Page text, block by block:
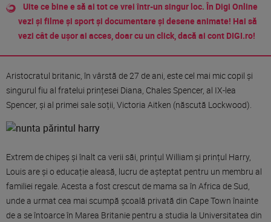
Uite ce bine e să ai tot ce vrei într-un singur loc. În Digi Online
vezi și filme și sport și documentare și desene animate! Hai să
vezi cât de ușor ai acces, doar cu un click, dacă ai cont DIGI.ro!
Aristocratul britanic, în vârstă de 27 de ani, este cel mai miccopil și
singurul fiu al fratelui prințesei Diana, Chales Spencer, al IX-lea
Spencer, și al primei sale soții, Victoria Aitken (născută Lockwood).
Extrem dechipeș și înalt ca verii săi, prințul William și prințul Harry,
Louis are și o educațiealeasă, lucru deașteptat pentru un membru al
familiei regale. Acesta a fost crescut de mama sa în Africa deSud,
unde a urmat cea mai scumpă școală privată din Cape Town înainte
de a se întoarce în Marea Britanie pentru a studia la Universitatea din